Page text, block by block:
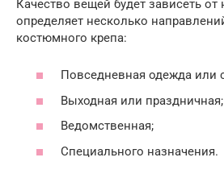
Качество вещей будет зависеть от
определяет несколько
костюмного крепа:
Повседневная одежда или
Выходная или праздничная;
Ведомственная;
Специального назначения.